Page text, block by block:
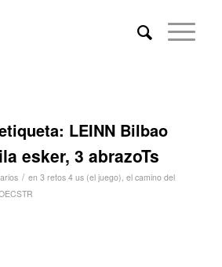
LEINN Bilbao
esker, 3 abrazoTs
/ en 3 retos 4 us (el juego), el camino del